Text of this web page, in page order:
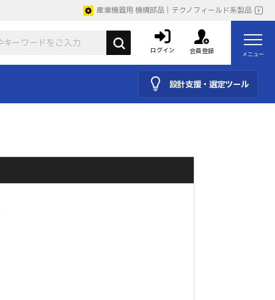
産業機器用 機構部品｜テクノフィールド系製品
ログイン 会員登録 メニュー
設計支援・選定ツール